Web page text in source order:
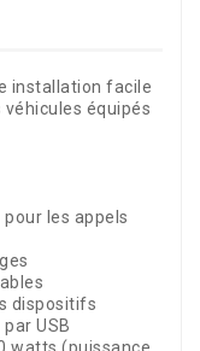
installation facile
équipés
les appels
dispositifs
USB